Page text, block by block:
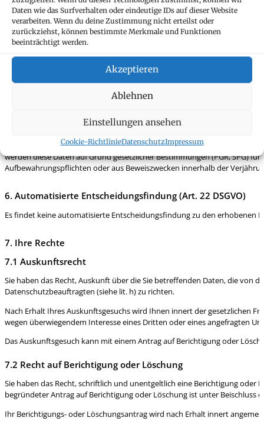
Daten wie das Surfverhalten oder eindeutige IDs auf dieser Website
verarbeiten. Wenn du deine Zustimmung nicht erteilst oder
zurückziehst, können bestimmte Merkmale und Funktionen
beeinträchtigt werden.
Akzeptieren
Ablehnen
Einstellungen ansehen
Cookie-RichtlinieDatenschutzImpressum
Sind von uns gesetzliche oder aufsichtsrechtliche Pflichten zu erfüllen,
Amtsstellen und öffentliche Stellen (z.B. Aufsichtsbehörden,
Amt für Justiz, Standesvertretung)
Steuerbehörden (u.a. im Rahmen des Automatischen
Vermögensverwalter, Revisoren) erhoben.
Die personenbezogenen Daten werden während der aufrechten
werden diese Daten auf Grund gesetzlicher Bestimmungen (PGR, SPG)
Aufbewahrungspflichten oder aus Beweiszwecken innerhalb der
6. Automatisierte Entscheidungsfindung (Art. 22 DSGVO)
Es findet keine automatisierte Entscheidungsfindung zu den erhobenen
7. Ihre Rechte
7.1 Auskunftsrecht
Sie haben das Recht, Auskunft über die Sie betreffenden Daten, die von
Datenschutzbeauftragten (siehe lit. h) zu richten.
Nach Erhalt Ihres Auskunftsgesuchs wird Ihnen innert der gesetzlichen
wegen überwiegendem Interesse eines Dritten oder eines angefragten
Das Auskunftsgesuch kann mit einem Antrag auf Berichtigung oder
7.2 Recht auf Berichtigung oder Löschung
Sie haben das Recht, schriftlich und unentgeltlich eine Berichtigung
begründeter Antrag auf Berichtigung oder Löschung ist unter Beischluss
Ihr Berichtigungs- oder Löschungsantrag wird nach Erhalt innert